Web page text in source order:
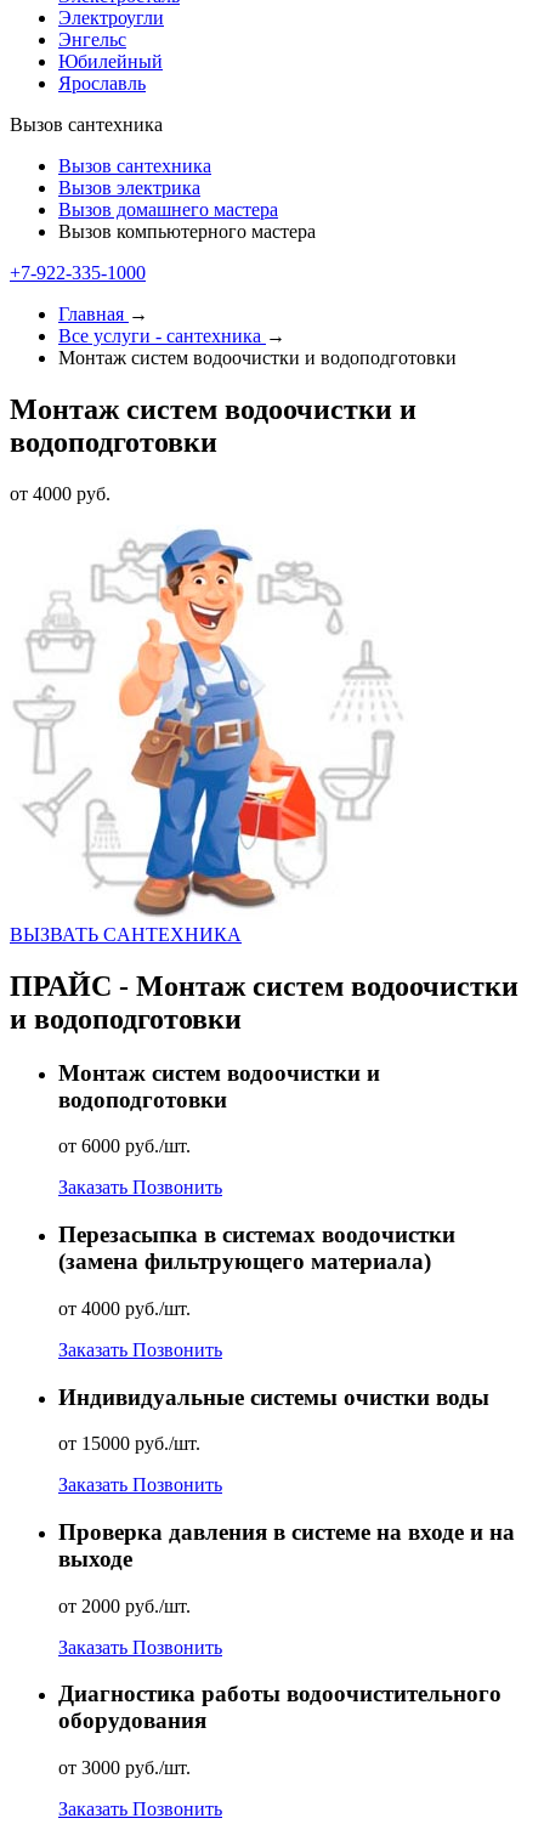
Электроугли
Энгельс
Юбилейный
Ярославль
Вызов сантехника
Вызов сантехника
Вызов электрика
Вызов домашнего мастера
Вызов компьютерного мастера
+7-922-335-1000
Главная →
Все услуги - cантехника →
Монтаж систем водоочистки и водоподготовки
Монтаж систем водоочистки и
водоподготовки
от 4000 руб.
ВЫЗВАТЬ CАНТЕХНИКА
ПРАЙС - Монтаж систем водоочистки
и водоподготовки
Монтаж систем водоочистки и
водоподготовки
от 6000 руб./шт.
Заказать Позвонить
Перезасыпка в системах воодочистки
(замена фильтрующего материала)
от 4000 руб./шт.
Заказать Позвонить
Индивидуальные системы очистки воды
от 15000 руб./шт.
Заказать Позвонить
Проверка давления в системе на входе и на
выходе
от 2000 руб./шт.
Заказать Позвонить
Диагностика работы водоочистительного
оборудования
от 3000 руб./шт.
Заказать Позвонить